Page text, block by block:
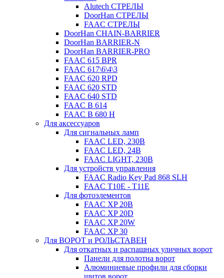
Alutech СТРЕЛЫ
DoorHan СТРЕЛЫ
FAAC СТРЕЛЫ
DoorHan CHAIN-BARRIER
DoorHan BARRIER-N
DoorHan BARRIER-PRO
FAAC 615 BPR
FAAC 617\6\4\3
FAAC 620 RPD
FAAC 620 STD
FAAC 640 STD
FAAC B 614
FAAC B 680 H
Для аксессуаров
Для сигнальных ламп
FAAC LED, 230B
FAAC LED, 24B
FAAC LIGHT, 230B
Для устройств управления
FAAC Radio Key Pad 868 SLH
FAAC T10E - T11E
Для фотоэлементов
FAAC XP 20B
FAAC XP 20D
FAAC XP 20W
FAAC XP 30
Для ВОРОТ и РОЛЬСТАВЕН
Для откатных и распашных уличных ворот
Панели для полотна ворот
Алюминиевые профили для сборки
щитов ворот